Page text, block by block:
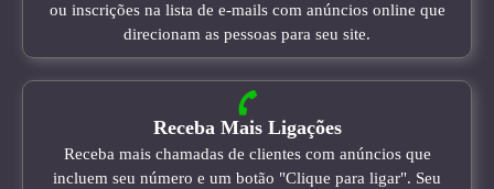
ou inscrições na lista de e-mails com anúncios online que
direcionam as pessoas para seu site.
Receba Mais Ligações
Receba mais chamadas de clientes com anúncios que
incluem seu número e um botão "Clique para ligar". Seu